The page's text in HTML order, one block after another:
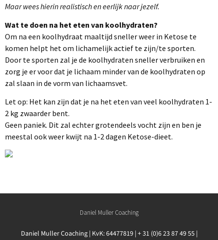
Maar wees hierin realistisch en eerlijk naar jezelf.
Wat te doen na het eten van koolhydraten?
Om na een koolhydraat maaltijd sneller weer in Ketose te
komen helpt het om lichamelijk actief te zijn/te sporten.
Door te sporten zal je de koolhydraten sneller verbruiken en
zorg je er voor dat je lichaam minder van de koolhydraten op
zal slaan in de vorm van lichaamsvet.
Let op: Het kan zijn dat je na het eten van veel koolhydraten 1-
2 kg zwaarder bent.
Geen paniek. Dit zal echter grotendeels vocht zijn en ben je
meestal ook weer kwijt na 1-2 dagen Ketose-dieet.
Daniel Muller Coaching
Daniel Muller Coaching | KvK: 64477819 | + 31 (0)6 23 87 49 55 |